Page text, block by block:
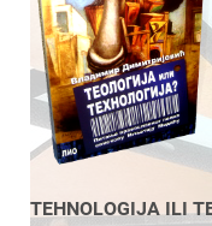
TEHNOLOGIJA ILI